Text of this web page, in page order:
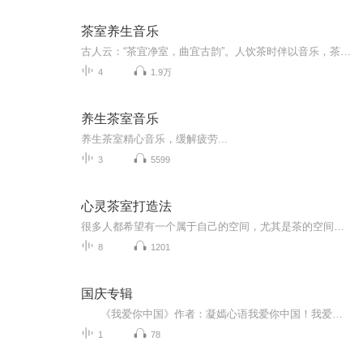
茶室养生音乐
4 1.9万
养生茶室音乐
养生茶室精心音乐，缓解疲劳...
3 5599
心灵茶室打造法
8 1201
国庆专辑
1 78